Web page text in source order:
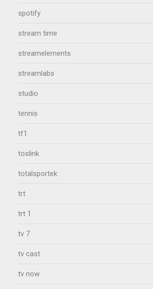
spotify
stream time
streamelements
streamlabs
studio
tennis
tf1
toslink
totalsportek
trt
trt 1
tv 7
tv cast
tv now